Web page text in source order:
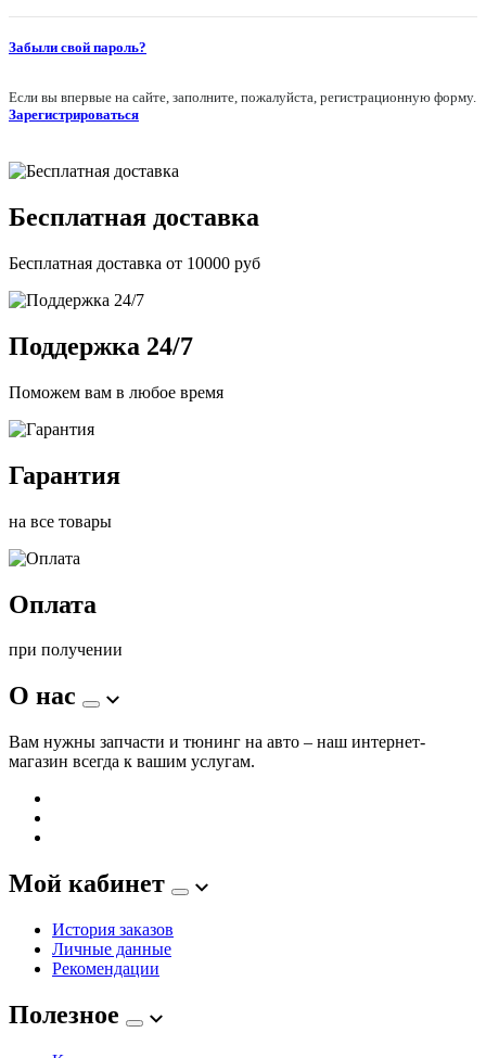
Забыли свой пароль?
Если вы впервые на сайте, заполните, пожалуйста, регистрационную форму.
Зарегистрироваться
Бесплатная доставка
Бесплатная доставка от 10000 руб
Поддержка 24/7
Поможем вам в любое время
Гарантия
на все товары
Оплата
при получении
О нас
Вам нужны запчасти и тюнинг на авто – наш интернет-
магазин всегда к вашим услугам.
Мой кабинет
История заказов
Личные данные
Рекомендации
Полезное